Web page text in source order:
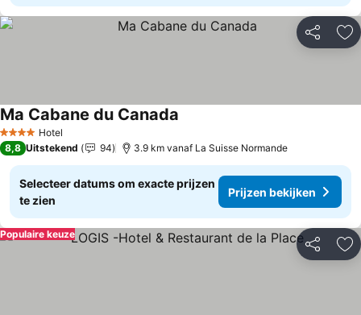
Delen
4 SterrenHotel
Ma Cabane du Canada
8,8 Uitstekend 94 3.9 km vanaf La Suisse Normande
Selecteer datums om exacte prijzen
te zien
Prijzen bekijken
Delen
Populaire keuze